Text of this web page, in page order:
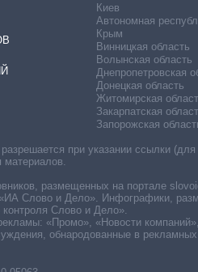
Киев
Автономная
Крым
Винницкая область
Волынская область
Днепропетровская
Донецкая область
Житомирская
Закарпатская
Запорожская
при указании ссылки
материалов.
размещенных на портале
Слово и Дело». Инфографики,
Слово и Дело».
«Промо», «Новости
обнародованные в